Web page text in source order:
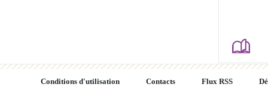
Conditions d'utilisation Contacts Flux RSS